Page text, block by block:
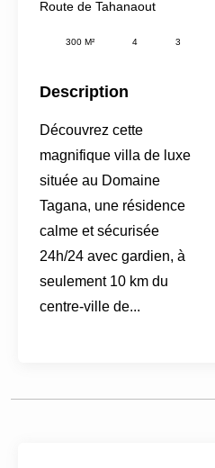
Route de Tahanaout
300 M² 4 3
Description
Découvrez cette
magnifique villa de luxe
située au Domaine
Tagana, une résidence
calme et sécurisée
24h/24 avec gardien, à
seulement 10 km du
centre-ville de...